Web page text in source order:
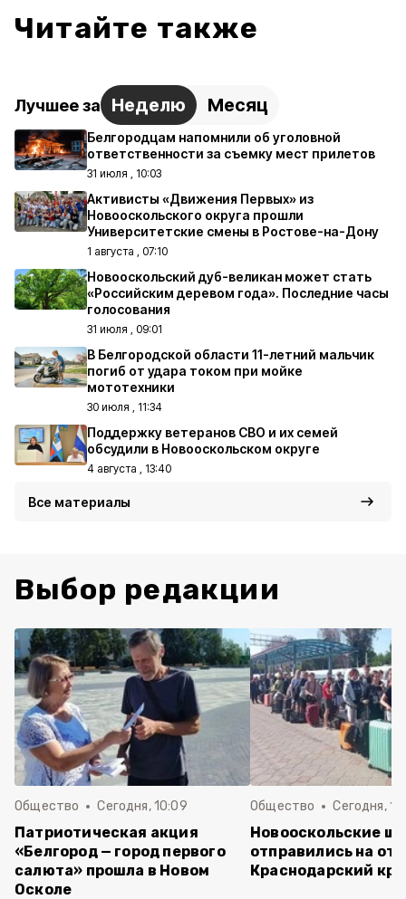
Читайте также
Лучшее за Неделю Месяц
Белгородцам напомнили об уголовной
ответственности за съемку мест прилетов
31 июля , 10:03
Активисты «Движения Первых» из
Новооскольского округа прошли
Университетские смены в Ростове-на-Дону
1 августа , 07:10
Новооскольский дуб-великан может стать
«Российским деревом года». Последние часы
голосования
31 июля , 09:01
В Белгородской области 11-летний мальчик
погиб от удара током при мойке
мототехники
30 июля , 11:34
Поддержку ветеранов СВО и их семей
обсудили в Новооскольском округе
4 августа , 13:40
Все материалы
Выбор редакции
Общество Сегодня, 10:09
Патриотическая акция
«Белгород — город первого
салюта» прошла в Новом
Осколе
Общество Сегодня,
Новооскольские
отправились на
Краснодарский